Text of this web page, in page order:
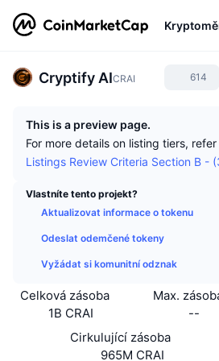
Cryptify AICRAI 614
This is a preview page.
For more details on listing tiers,
Listings Review Criteria Section B -
Vlastníte tento projekt?
Aktualizovat informace o tokenu
Odeslat odemčené tokeny
Vyžádat si komunitní odznak
Celková zásoba
1B CRAI
Max.
--
Cirkulující zásoba
965M CRAI